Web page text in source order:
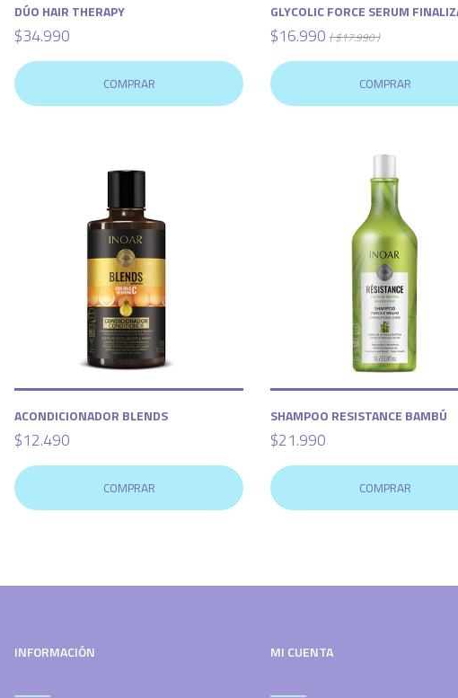
DÚO HAIR THERAPY
$34.990
COMPRAR
GLYCOLIC FORCE SERUM
$16.990 ( $17.990 )
COMPRAR
ACONDICIONADOR BLENDS
$12.490
COMPRAR
SHAMPOO RESISTANCE BAMBÚ
$21.990
COMPRAR
INFORMACIÓN MI CUENTA